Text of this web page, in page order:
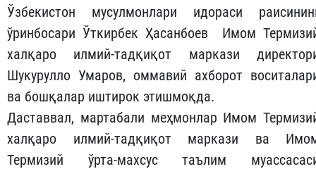
Ўзбекистон мусулмонлари идораси
ўринбосари Ўткирбек Ҳасанбоев Имом
халқаро илмий-тадқиқот маркази
Шукурулло Умаров, оммавий ахборот
ва бошқалар иштирок этишмоқда.
Даставвал, мартабали меҳмонлар Имом
халқаро илмий-тадқиқот маркази ва
Термизий ўрта-махсус таълим